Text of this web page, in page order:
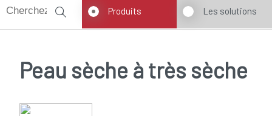
Produits Les solutions
Peau sèche à très sèche